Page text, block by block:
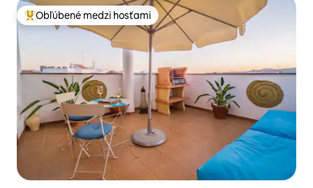
Najobľúbenejšie medzi hosťami
Obľúbené medzi hosťami